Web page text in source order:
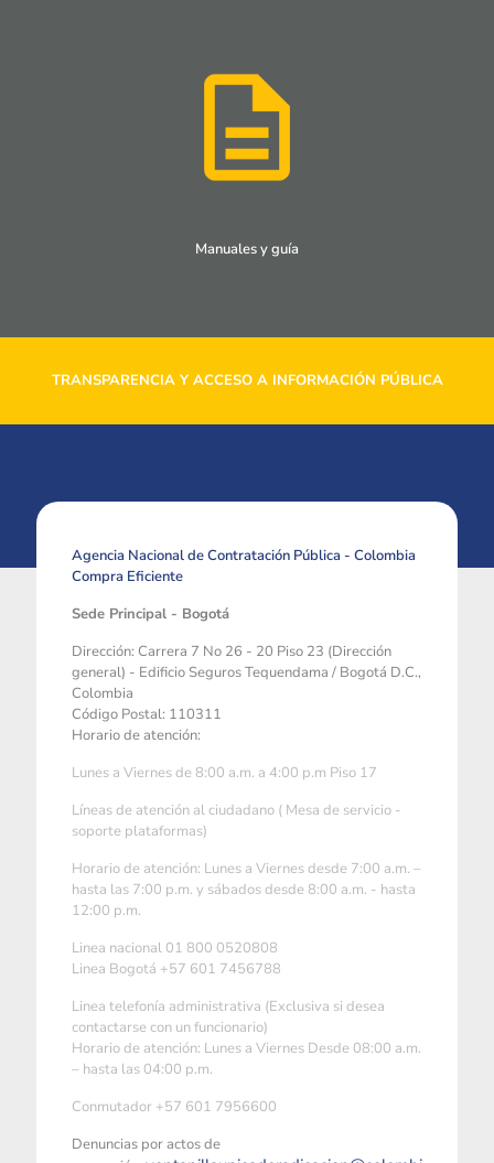
Manuales y guía
TRANSPARENCIA Y ACCESO A INFORMACIÓN PÚBLICA
Agencia Nacional de Contratación Pública - Colombia
Compra Eficiente
Sede Principal - Bogotá
Dirección: Carrera 7 No 26 - 20 Piso 23 (Dirección
general) - Edificio Seguros Tequendama / Bogotá D.C.,
Colombia
Código Postal: 110311
Horario de atención:
Lunes a Viernes de 8:00 a.m. a 4:00 p.m Piso 17
Líneas de atención al ciudadano ( Mesa de servicio -
soporte plataformas)
Horario de atención: Lunes a Viernes desde 7:00 a.m. –
hasta las 7:00 p.m. y sábados desde 8:00 a.m. - hasta
12:00 p.m.
Linea nacional 01 800 0520808
Linea Bogotá +57 601 7456788
Linea telefonía administrativa (Exclusiva si desea
contactarse con un funcionario)
Horario de atención: Lunes a Viernes Desde 08:00 a.m.
– hasta las 04:00 p.m.
Conmutador +57 601 7956600
Denuncias por actos de